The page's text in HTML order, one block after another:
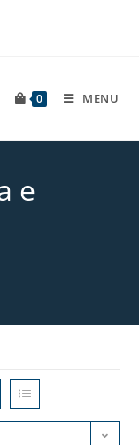
0 MENU
e